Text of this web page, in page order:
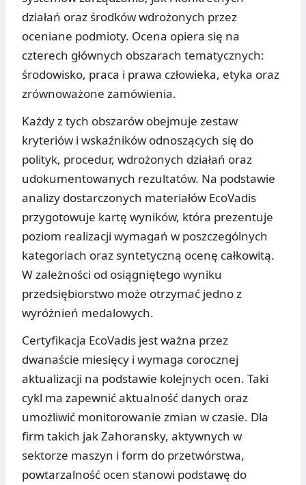
działań oraz środków wdrożonych przez
oceniane podmioty. Ocena opiera się na
czterech głównych obszarach tematycznych:
środowisko, praca i prawa człowieka, etyka oraz
zrównoważone zamówienia.
Każdy z tych obszarów obejmuje zestaw
kryteriów i wskaźników odnoszących się do
polityk, procedur, wdrożonych działań oraz
udokumentowanych rezultatów. Na podstawie
analizy dostarczonych materiałów EcoVadis
przygotowuje kartę wyników, która prezentuje
poziom realizacji wymagań w poszczególnych
kategoriach oraz syntetyczną ocenę całkowitą.
W zależności od osiągniętego wyniku
przedsiębiorstwo może otrzymać jedno z
wyróżnień medalowych.
Certyfikacja EcoVadis jest ważna przez
dwanaście miesięcy i wymaga corocznej
aktualizacji na podstawie kolejnych ocen. Taki
cykl ma zapewnić aktualność danych oraz
umożliwić monitorowanie zmian w czasie. Dla
firm takich jak Zahoransky, aktywnych w
sektorze maszyn i form do przetwórstwa,
powtarzalność ocen stanowi podstawę do